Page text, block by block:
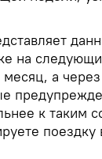
на
месяц, а
к таким
поездку